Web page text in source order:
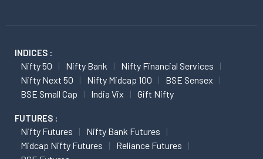
INDICES :
Nifty 50 Nifty Bank
Nifty Financial Services
Nifty Next 50
Nifty Midcap 100
BSE Sensex
BSE Small Cap
India Vix Gift Nifty
FUTURES :
Nifty Futures
Nifty Bank Futures
Midcap Nifty Futures
Reliance Futures